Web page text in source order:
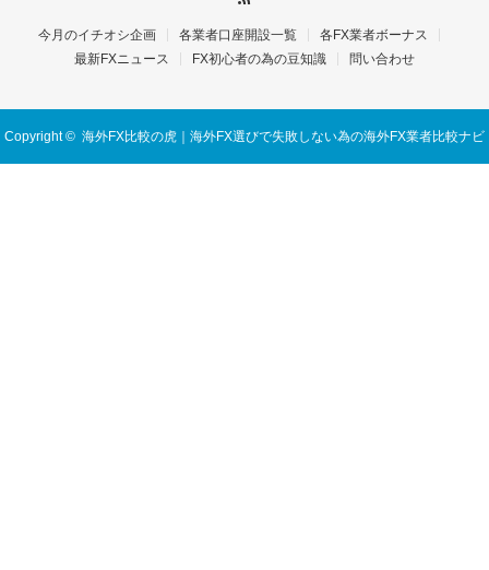
今月のイチオシ企画 各業者口座開設一覧
各FX業者ボーナス
最新FXニュース
FX初心者の為の豆知識 問い合わせ
Copyright © 海外FX比較の虎｜海外FX選びで失敗しない為の海外FX業者比較ナビ